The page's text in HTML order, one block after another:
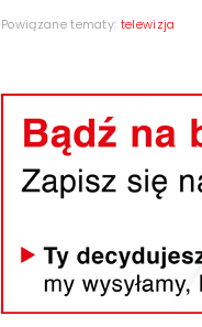
Powiązane tematy: telewizja